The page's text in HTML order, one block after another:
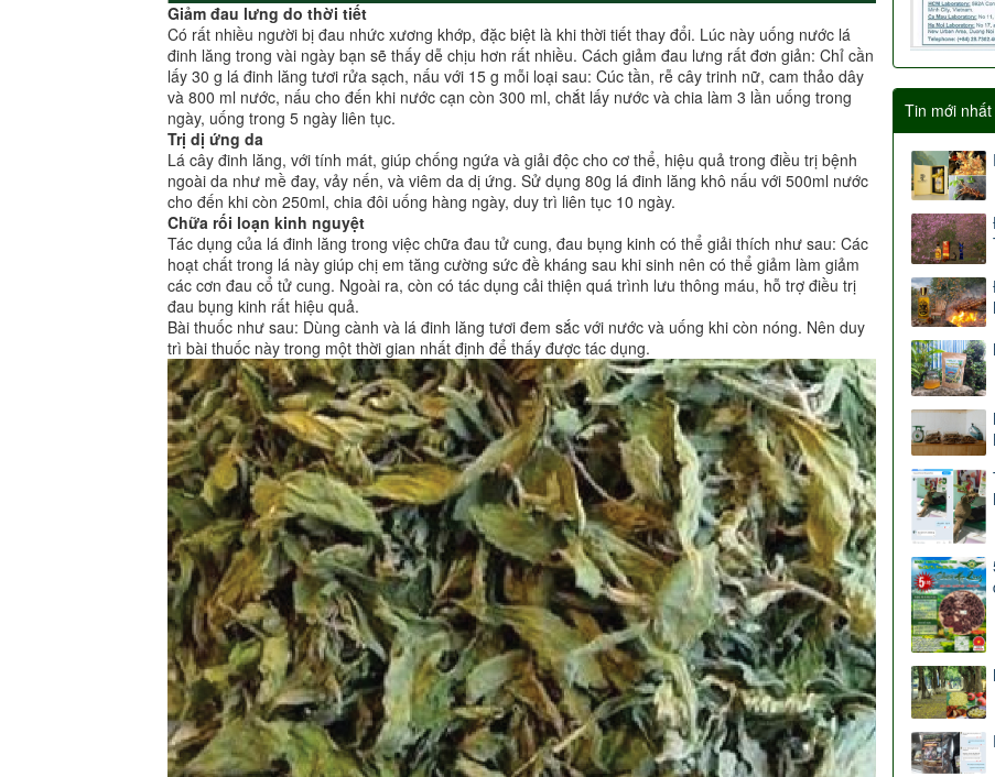
Giảm đau lưng do thời tiết
Có rất nhiều người bị đau nhức xương khớp, đặc biệt là khi thời tiết thay đổi. Lúc này uống nước lá
đinh lăng trong vài ngày bạn sẽ thấy dễ chịu hơn rất nhiều. Cách giảm đau lưng rất đơn giản: Chỉ cần
lấy 30 g lá đinh lăng tươi rửa sạch, nấu với 15 g mỗi loại sau: Cúc tần, rễ cây trinh nữ, cam thảo dây
và 800 ml nước, nấu cho đến khi nước cạn còn 300 ml, chắt lấy nước và chia làm 3 lần uống trong
ngày, uống trong 5 ngày liên tục.
Trị dị ứng da
Lá cây đinh lăng, với tính mát, giúp chống ngứa và giải độc cho cơ thể, hiệu quả trong điều trị bệnh
ngoài da như mề đay, vảy nến, và viêm da dị ứng. Sử dụng 80g lá đinh lăng khô nấu với 500ml nước
cho đến khi còn 250ml, chia đôi uống hàng ngày, duy trì liên tục 10 ngày.
Chữa rối loạn kinh nguyệt
Tác dụng của lá đinh lăng trong việc chữa đau tử cung, đau bụng kinh có thể giải thích như sau: Các
hoạt chất trong lá này giúp chị em tăng cường sức đề kháng sau khi sinh nên có thể giảm làm giảm
các cơn đau cổ tử cung. Ngoài ra, còn có tác dụng cải thiện quá trình lưu thông máu, hỗ trợ điều trị
đau bụng kinh rất hiệu quả.
Bài thuốc như sau: Dùng cành và lá đinh lăng tươi đem sắc với nước và uống khi còn nóng. Nên duy
trì bài thuốc này trong một thời gian nhất định để thấy được tác dụng.
Tin mới nhất